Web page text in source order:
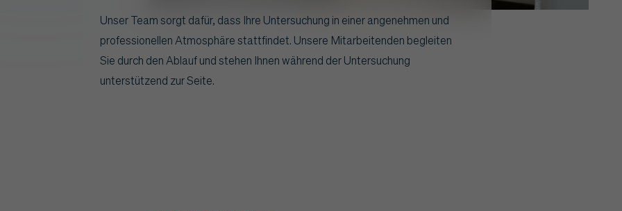
Unser Team sorgt dafür, dass Ihre Untersuchung in einer angenehmen und
professionellen Atmosphäre stattfindet. Unsere Mitarbeitenden begleiten
Sie durch den Ablauf und stehen Ihnen während der Untersuchung
unterstützend zur Seite.